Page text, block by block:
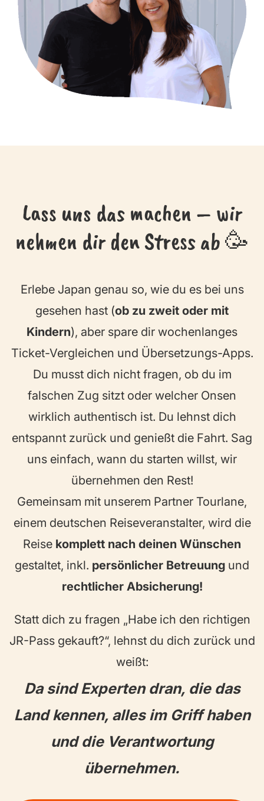
Lass uns das machen – wir
nehmen dir den Stress ab 🥳
Erlebe Japan genau so, wie du es bei uns
gesehen hast (ob zu zweit oder mit
Kindern), aber spare dir wochenlanges
Ticket-Vergleichen und Übersetzungs-Apps.
Du musst dich nicht fragen, ob du im
falschen Zug sitzt oder welcher Onsen
wirklich authentisch ist. Du lehnst dich
entspannt zurück und genießt die Fahrt. Sag
uns einfach, wann du starten willst, wir
übernehmen den Rest!
Gemeinsam mit unserem Partner Tourlane,
einem deutschen Reiseveranstalter, wird die
Reise komplett nach deinen Wünschen
gestaltet, inkl. persönlicher Betreuung und
rechtlicher Absicherung!
Statt dich zu fragen „Habe ich den richtigen
JR-Pass gekauft?“, lehnst du dich zurück und
weißt:
Da sind Experten dran, die das
Land kennen, alles im Griff haben
und die Verantwortung
übernehmen.